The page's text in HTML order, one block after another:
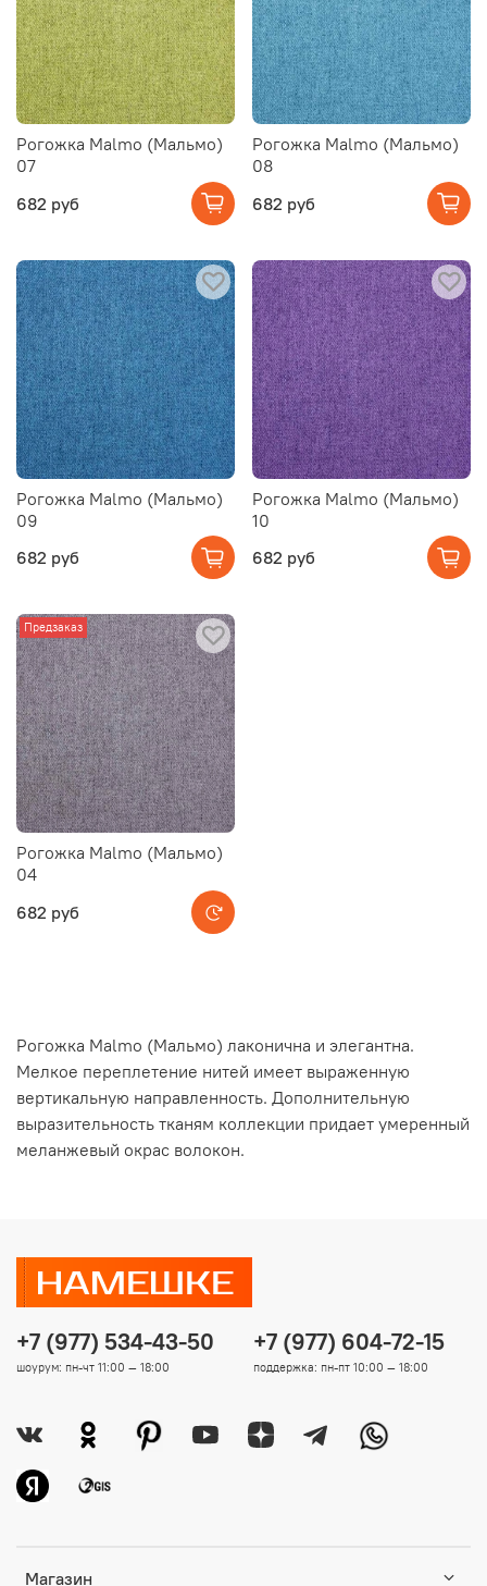
Рогожка Malmo (Мальмо)
07
682 руб
Рогожка Malmo (Мальмо)
08
682 руб
Рогожка Malmo (Мальмо)
09
682 руб
Рогожка Malmo (Мальмо)
10
682 руб
Предзаказ
Рогожка Malmo (Мальмо)
04
682 руб
Рогожка Malmo (Мальмо) лаконична и элегантна.
Мелкое переплетение нитей имеет выраженную
вертикальную направленность. Дополнительную
выразительность тканям коллекции придает умеренный
меланжевый окрас волокон.
Магазин
+7 (977) 534-43-50
шоурум: пн-чт 11:00 — 18:00
+7 (977) 604-72-15
поддержка: пн-пт 10:00 — 18:00